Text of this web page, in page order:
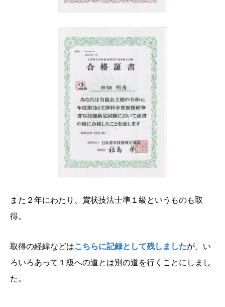
また２年にわたり、賞状技法士準１級というものも取
得。
取得の経緯などはこちらに記録として残しましたが、い
ろいろあって１級への道とは別の道を行くことにしまし
た。